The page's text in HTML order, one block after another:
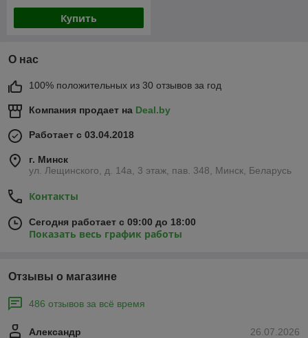
Купить
О нас
100% положительных из 30 отзывов за год
Компания продает на Deal.by
Работает с 03.04.2018
г. Минск
ул. Лещинского, д. 14а, 3 этаж, пав. 348, Минск, Беларусь
Контакты
Сегодня работает с 09:00 до 18:00
Показать весь график работы
Отзывы о магазине
486 отзывов за всё время
26.07.2026
Александр